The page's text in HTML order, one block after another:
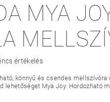
RENDELÉSEM
MYA
értékelés
könnyű és csendes mellszívóra
lehetőséget Mya Joy. Hordozható